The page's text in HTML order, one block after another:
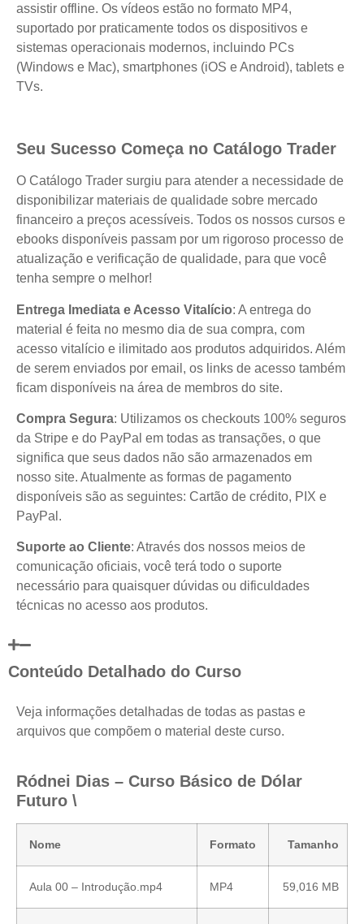
assistir offline. Os vídeos estão no formato MP4,
suportado por praticamente todos os dispositivos e
sistemas operacionais modernos, incluindo PCs
(Windows e Mac), smartphones (iOS e Android), tablets e
TVs.
Seu Sucesso Começa no Catálogo Trader
O Catálogo Trader surgiu para atender a necessidade de
disponibilizar materiais de qualidade sobre mercado
financeiro a preços acessíveis. Todos os nossos cursos e
ebooks disponíveis passam por um rigoroso processo de
atualização e verificação de qualidade, para que você
tenha sempre o melhor!
Entrega Imediata e Acesso Vitalício: A entrega do
material é feita no mesmo dia de sua compra, com
acesso vitalício e ilimitado aos produtos adquiridos. Além
de serem enviados por email, os links de acesso também
ficam disponíveis na área de membros do site.
Compra Segura: Utilizamos os checkouts 100% seguros
da Stripe e do PayPal em todas as transações, o que
significa que seus dados não são armazenados em
nosso site. Atualmente as formas de pagamento
disponíveis são as seguintes: Cartão de crédito, PIX e
PayPal.
Suporte ao Cliente: Através dos nossos meios de
comunicação oficiais, você terá todo o suporte
necessário para quaisquer dúvidas ou dificuldades
técnicas no acesso aos produtos.
Conteúdo Detalhado do Curso
Veja informações detalhadas de todas as pastas e
arquivos que compõem o material deste curso.
Ródnei Dias – Curso Básico de Dólar
Futuro \
Nome Formato Tamanho
Aula 00 – Introdução.mp4 MP4 59,016 MB